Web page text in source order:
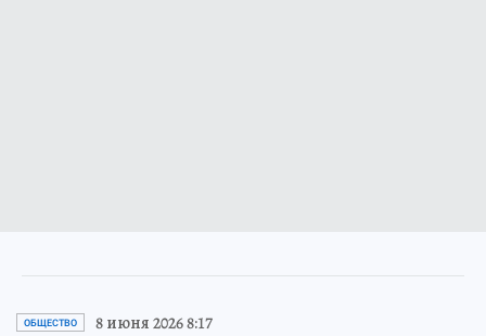
ОБЩЕСТВО 8 июня 2026 8:17